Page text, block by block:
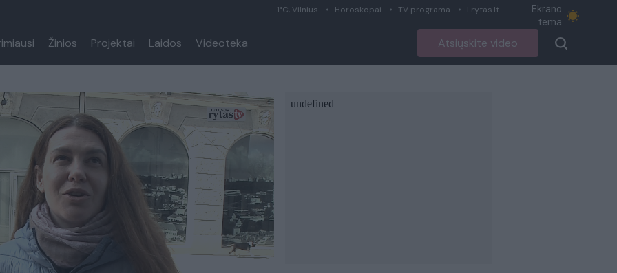
1°C, Vilnius Horoskopai TV programa Lrytas.lt
Ekrano
tema
Žinios Projektai Laidos Videoteka Atsiųskite video